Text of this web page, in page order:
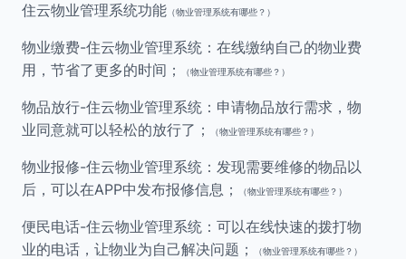
住云物业管理系统功能 （物业管理系统有哪些？）
物业缴费-住云物业管理系统：在线缴纳自己的物业费
用，节省了更多的时间；
（物业管理系统有哪些？）
物品放行-住云物业管理系统：申请物品放行需求，物
业同意就可以轻松的放行了；
（物业管理系统有哪些？）
物业报修-住云物业管理系统：发现需要维修的物品以
后，可以在APP中发布报修信息；
（物业管理系统有哪些？）
便民电话-住云物业管理系统：可以在线快速的拨打物
业的电话，让物业为自己解决问题；
（物业管理系统有哪些？）